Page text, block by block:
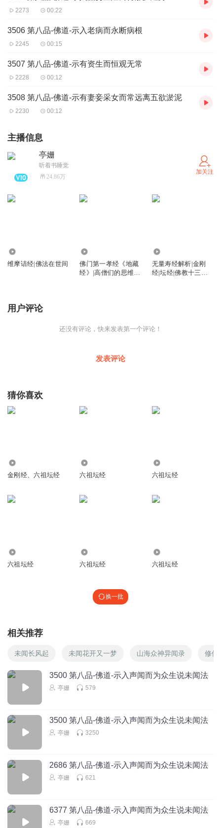
2273 00:22
3506 第八品-佛道-示入老病而永断病根
2245 00:15
3507 第八品-佛道-示有资生而恒观无常
2228 00:12
3508 第八品-佛道-示有妻妾采女而常远离五欲淤泥
2230 00:12
主播信息
亭姗
听着书睡觉
24.86万
加关注
维摩诘经|佛法在世间
佛门第一孝经《地藏
经》|高僧们的思维智
无量寿经解析|金刚
经|坛经|佛教十三经|
用户评论
还没有评论，快来发表第一个评论！
发表评论
猜你喜欢
金刚经、六祖坛经 六祖坛经 六祖坛经
六祖坛经 六祖坛经 六祖坛经
换一批
相关推荐
未闻长风起 未闻花开又一梦 山海众神异闻录 修仙
3500 第八品-佛道-示入声闻而为众生说未闻法
亭姗 579
3500 第八品-佛道-示入声闻而为众生说未闻法
亭姗 3250
2686 第八品-佛道-示入声闻而为众生说未闻法
亭姗 621
6377 第八品-佛道-示入声闻而为众生说未闻法
亭姗 669